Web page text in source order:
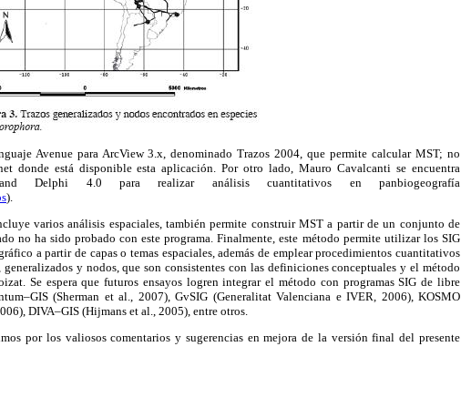
Avenue para ArcView 3.x, denominado Trazos 2004, que permite calcular MST; no
donde está disponible esta aplicación. Por otro lado, Mauro Cavalcanti se encuentra
Delphi 4.0 para realizar análisis cuantitativos en panbiogeografía
).
varios análisis espaciales, también permite construir MST a partir de un conjunto de
no ha sido probado con este programa. Finalmente, este método permite utilizar los SIG
a partir de capas o temas espaciales, además de emplear procedimientos cuantitativos
y nodos, que son consistentes con las definiciones conceptuales y el método
Se espera que futuros ensayos logren integrar el método con programas SIG de libre
(Sherman et al., 2007), GvSIG (Generalitat Valenciana e IVER, 2006), KOSMO
DIVA–GIS (Hijmans et al., 2005), entre otros.
por los valiosos comentarios y sugerencias en mejora de la versión final del presente